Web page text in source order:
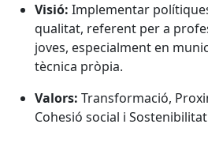
Visió: Implementar
qualitat, referent per a
joves, especialment en
tècnica pròpia.
Valors: Transformació,
Cohesió social i